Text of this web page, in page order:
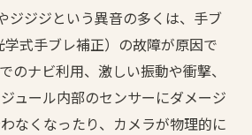
修理でデータ消失リスクなし
と安い修理は草加で両立できる
ラ震えも草加で安心修理サポート
修理は初めてでも安全確実
ジジジという異音の多くは、手ブ
学式手ブレ補正）の故障が原因で
のナビ利用、激しい振動や衝撃、
ュール内部のセンサーにダメージ
なくなったり、カメラが物理的に